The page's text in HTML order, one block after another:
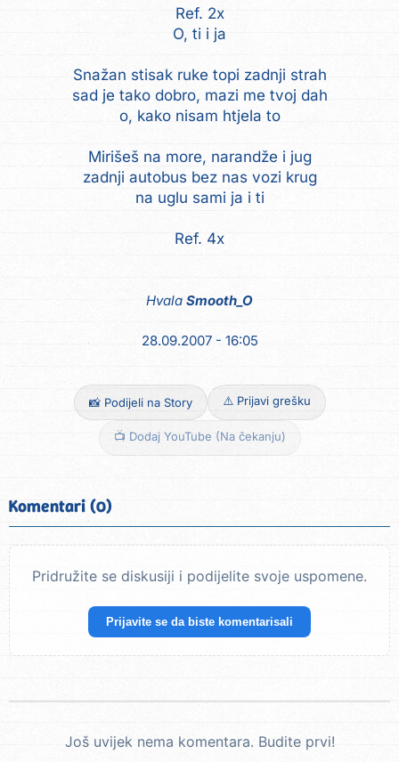
Ref. 2x
O, ti i ja
Snažan stisak ruke topi zadnji strah
sad je tako dobro, mazi me tvoj dah
o, kako nisam htjela to
Mirišeš na more, narandže i jug
zadnji autobus bez nas vozi krug
na uglu sami ja i ti
Ref. 4x
Hvala Smooth_O
28.09.2007 - 16:05
📸 Podijeli na Story ⚠️ Prijavi grešku
📺 Dodaj YouTube (Na čekanju)
Komentari (0)
Pridružite se diskusiji i podijelite svoje uspomene.
Prijavite se da biste komentarisali
Još uvijek nema komentara. Budite prvi!